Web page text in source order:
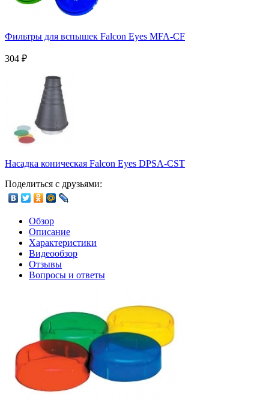
Фильтры для вспышек Falcon Eyes MFA-CF
304 ₽
Насадка коническая Falcon Eyes DPSA-CST
Поделиться с друзьями:
Обзор
Описание
Характеристики
Видеообзор
Отзывы
Вопросы и ответы